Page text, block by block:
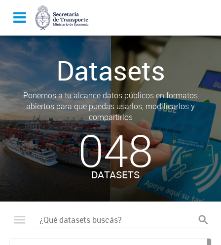
Datasets
Ponemos a tu alcance datos públicos en formatos
abiertos para que puedas usarlos, modificarlos y
compartirlos
048
DATASETS